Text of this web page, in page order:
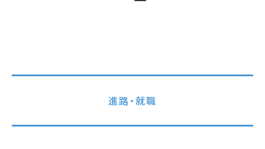
進路・就職